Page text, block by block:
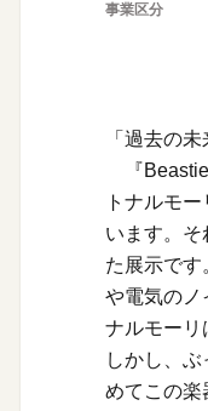
事業区分
「過去の未
『Beastie
トナルモ
います。
た展示で
や電気のノ
ナルモーリ
しかし、
めてこの楽